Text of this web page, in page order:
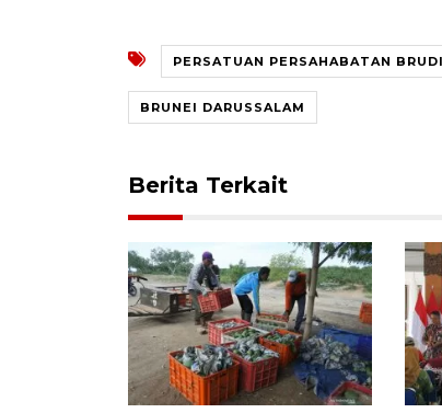
PERSATUAN PERSAHABATAN
BRUNEI DARUSSALAM
Berita Terkait